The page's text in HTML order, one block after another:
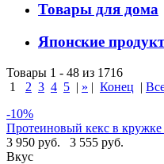
Товары для дома
Японские
Товары 1 - 48 из 1716
1
2 3 4 5 | » | Конец |
-10%
Протеиновый кекс в кружке
3 950 руб.
3 555 руб.
Вкус